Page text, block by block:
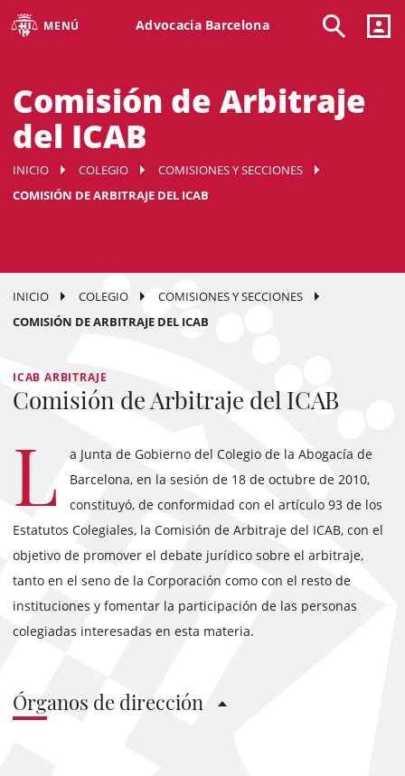
MENÚ Advocacia Barcelona
Comisión de Arbitraje
del ICAB
INICIO COLEGIO
COMISIONES Y SECCIONES
COMISIÓN DE ARBITRAJE DEL ICAB
INICIO COLEGIO
COMISIONES Y SECCIONES
COMISIÓN DE ARBITRAJE DEL ICAB
ICAB ARBITRAJE
Comisión de Arbitraje del ICAB
L
a Junta de Gobierno del Colegio de la Abogacía de
Barcelona, en la sesión de 18 de octubre de 2010,
constituyó, de conformidad con el artículo 93 de los
Estatutos Colegiales, la Comisión de Arbitraje del ICAB, con el
objetivo de promover el debate jurídico sobre el arbitraje,
tanto en el seno de la Corporación como con el resto de
instituciones y fomentar la participación de las personas
colegiadas interesadas en esta materia.
Órganos de dirección